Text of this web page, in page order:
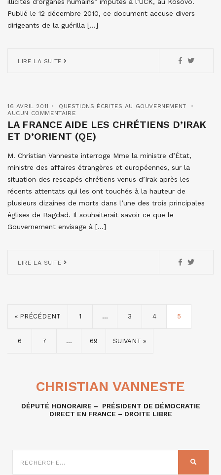
Publié le 12 décembre 2010, ce document accuse divers
dirigeants de la guérilla […]
LIRE LA SUITE
16 AVRIL 2011
QUESTIONS ÉCRITES AU GOUVERNEMENT
AUCUN COMMENTAIRE
LA FRANCE AIDE LES CHRÉTIENS D’IRAK
ET D’ORIENT (QE)
M. Christian Vanneste interroge Mme la ministre d’État,
ministre des affaires étrangères et européennes, sur la
situation des rescapés chrétiens venus d’Irak après les
récents attentats qui les ont touchés à la hauteur de
plusieurs dizaines de morts dans l’une des trois principales
églises de Bagdad. Il souhaiterait savoir ce que le
Gouvernement envisage à […]
LIRE LA SUITE
« PRÉCÉDENT 1 … 3 4 5
6 7 … 69 SUIVANT »
CHRISTIAN VANNESTE
DÉPUTÉ HONORAIRE – PRÉSIDENT DE DÉMOCRATIE
DIRECT EN FRANCE – DROITE LIBRE
SUR